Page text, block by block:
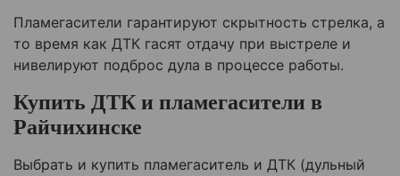
Пламегасители гарантируют скрытность стрелка, а
то время как ДТК гасят отдачу при выстреле и
нивелируют подброс дула в процессе работы.
Купить ДТК и пламегасители в
Райчихинске
Выбрать и купить пламегаситель и ДТК (дульный